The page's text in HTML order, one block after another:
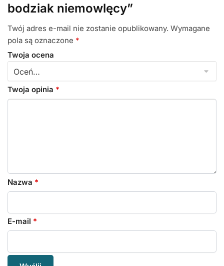
bodziak niemowlęcy”
Twój adres e-mail nie zostanie opublikowany. Wymagane
pola są oznaczone *
Twoja ocena
Twoja opinia *
Nazwa *
E-mail *